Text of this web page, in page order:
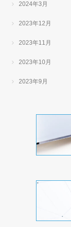
2024年3月
2023年12月
2023年11月
2023年10月
2023年9月